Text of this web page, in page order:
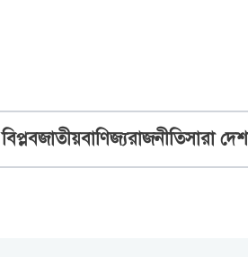
জাতীয়বাণিজ্যরাজনীতিসারা দেশ